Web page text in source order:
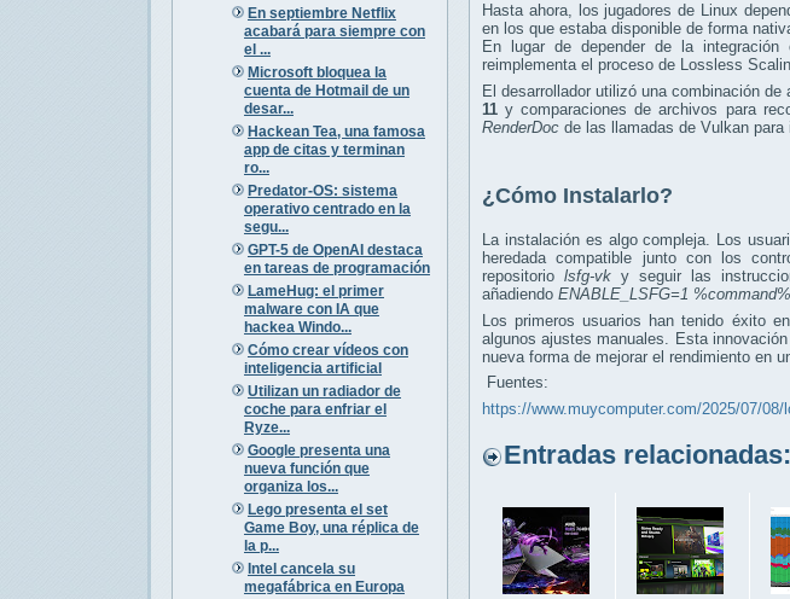
En septiembre Netflix
acabará para siempre con
el ...
Microsoft bloquea la
cuenta de Hotmail de un
desar...
Hackean Tea, una famosa
app de citas y terminan
ro...
Predator-OS: sistema
operativo centrado en la
segu...
GPT-5 de OpenAI destaca
en tareas de programación
LameHug: el primer
malware con IA que
hackea Windo...
Cómo crear vídeos con
inteligencia artificial
Utilizan un radiador de
coche para enfriar el
Ryze...
Google presenta una
nueva función que
organiza los...
Lego presenta el set
Game Boy, una réplica de
la p...
Intel cancela su
megafábrica en Europa
Hasta ahora, los jugadores de Linux
en los que estaba disponible de forma
En lugar de depender de la
reimplementa el proceso de Lossless
El desarrollador utilizó una combinación
11 y comparaciones de archivos para
RenderDoc de las llamadas de Vulkan para
¿Cómo Instalarlo?
La instalación es algo compleja. Los
heredada compatible junto con los
repositorio lsfg-vk y seguir las
añadiendo ENABLE_LSFG=1 %command%
Los primeros usuarios han tenido éxito
algunos ajustes manuales. Esta
nueva forma de mejorar el rendimiento en
Fuentes:
https://www.muycomputer.com/2025/07/
Entradas relacionadas: